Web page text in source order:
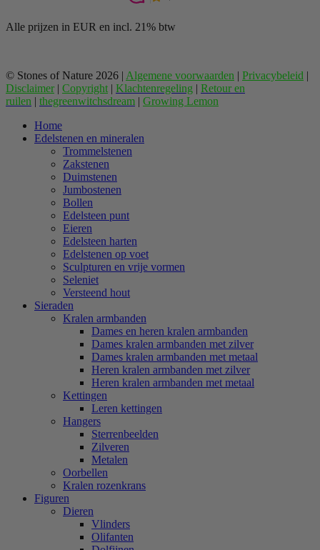
Alle prijzen in EUR en incl. 21% btw
© Stones of Nature 2026 | Algemene voorwaarden | Privacybeleid |
Disclaimer | Copyright | Klachtenregeling | Retour en
ruilen | thegreenwitchsdream | Growing Lemon
Home
Edelstenen en mineralen
Trommelstenen
Zakstenen
Duimstenen
Jumbostenen
Bollen
Edelsteen punt
Eieren
Edelsteen harten
Edelstenen op voet
Sculpturen en vrije vormen
Seleniet
Versteend hout
Sieraden
Kralen armbanden
Dames en heren kralen armbanden
Dames kralen armbanden met zilver
Dames kralen armbanden met metaal
Heren kralen armbanden met zilver
Heren kralen armbanden met metaal
Kettingen
Leren kettingen
Hangers
Sterrenbeelden
Zilveren
Metalen
Oorbellen
Kralen rozenkrans
Figuren
Dieren
Vlinders
Olifanten